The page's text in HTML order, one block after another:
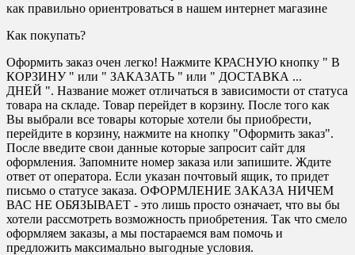
как правильно ориентроваться в нашем интернет магазине
Как покупать?
Оформить заказ очен легко! Нажмите КРАСНУЮ кнопку " В
КОРЗИНУ " или " ЗАКАЗАТЬ " или " ДОСТАВКА ...
ДНЕЙ ". Название может отличаться в зависимости от статуса
товара на складе. Товар перейдет в корзину. После того как
Вы выбрали все товары которые хотели бы приобрести,
перейдите в корзину, нажмите на кнопку "Оформить заказ".
После введите свои данные которые запросит сайт для
оформления. Запомните номер заказа или запишите. Ждите
ответ от оператора. Если указан почтовый ящик, то придет
письмо о статусе заказа. ОФОРМЛЕНИЕ ЗАКАЗА НИЧЕМ
ВАС НЕ ОБЯЗЫВАЕТ - это лишь просто означает, что вы бы
хотели рассмотреть возможность приобретения. Так что смело
оформляем заказы, а мы постараемся вам помочь и
предложить максимально выгодные условия.